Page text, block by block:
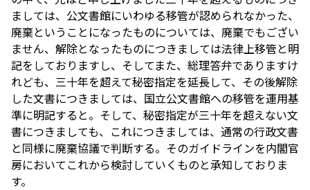
ましては、公文書館にいわゆる移管が認められなかった、
廃棄ということになったものについては、廃棄でもござい
ません、解除となったものにつきましては法律上移管と明
記をしておりますし、そしてまた、総理答弁でありますけ
れども、三十年を超えて秘密指定を延長して、その後解除
した文書につきましては、国立公文書館への移管を運用基
準に明記すると。そして、秘密指定が三十年を超えない文
書につきましても、これにつきましては、通常の行政文書
と同様に廃棄協議で判断する。そのガイドラインを内閣官
房においてこれから検討していくものと承知しておりま
す。